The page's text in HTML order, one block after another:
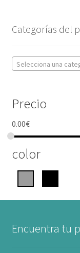
Categorías del
Selecciona una
Precio
0.00€
color
Encuentra tu